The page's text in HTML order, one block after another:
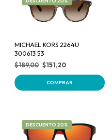
MICHAEL KORS 2264U
300613 53
$189,00 $151,20
COMPRAR
DESCUENTO 20%